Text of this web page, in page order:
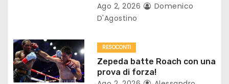
r
t
Ago 2, 2026
Domenico
D'Agostino
RESOCONTI
Zepeda batte Roach con una
prova di forza!